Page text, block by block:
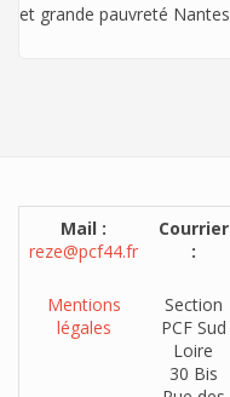
et grande pauvreté Nantes
Mail :
reze@pcf44.fr
Mentions
légales
Courrier
:
Section
PCF Sud
Loire
30 Bis